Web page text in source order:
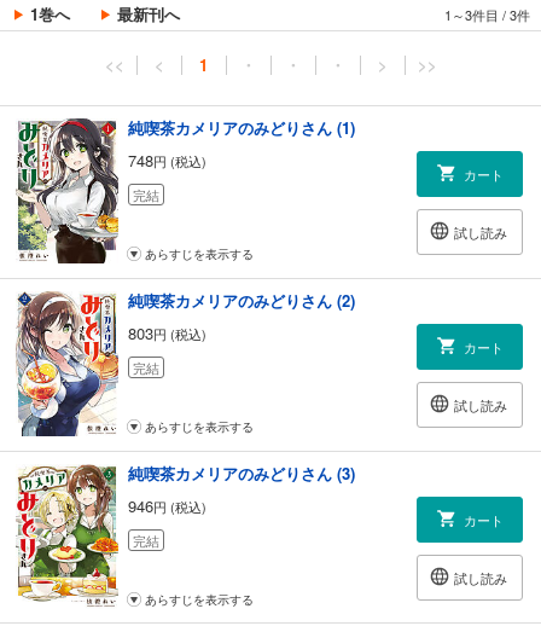
1巻へ 最新刊へ 1～3件目 /3件
<< < 1 ・ ・ ・ > >>
純喫茶カメリアのみどりさん (1)
748円 (税込)
完結
カート
試し読み
あらすじを表示する
純喫茶カメリアのみどりさん (2)
803円 (税込)
完結
カート
試し読み
あらすじを表示する
純喫茶カメリアのみどりさん (3)
946円 (税込)
完結
カート
試し読み
あらすじを表示する